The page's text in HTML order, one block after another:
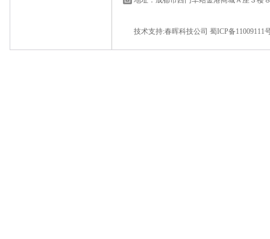
技术支持:春晖科技公司 蜀ICP备11009111